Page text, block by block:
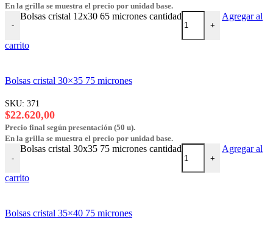
En la grilla se muestra el precio por unidad base.
-
Bolsas cristal 12x30 65 micrones cantidad
+
Agregar al
carrito
Bolsas cristal 30×35 75 micrones
SKU: 371
$22.620,00
Precio final según presentación (50 u).
En la grilla se muestra el precio por unidad base.
-
Bolsas cristal 30x35 75 micrones cantidad
+
Agregar al
carrito
Bolsas cristal 35×40 75 micrones